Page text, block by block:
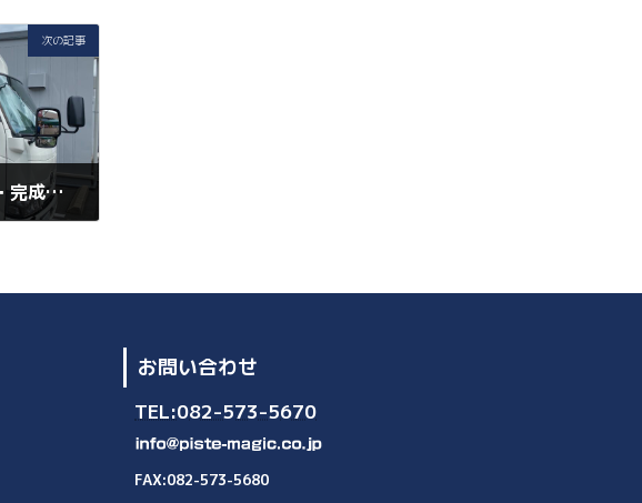
次の記事
INSOLE MAGIC 移動制作車・・・完成間近
お問い合わせ
TEL:082-573-5670
FAX:082-573-5680